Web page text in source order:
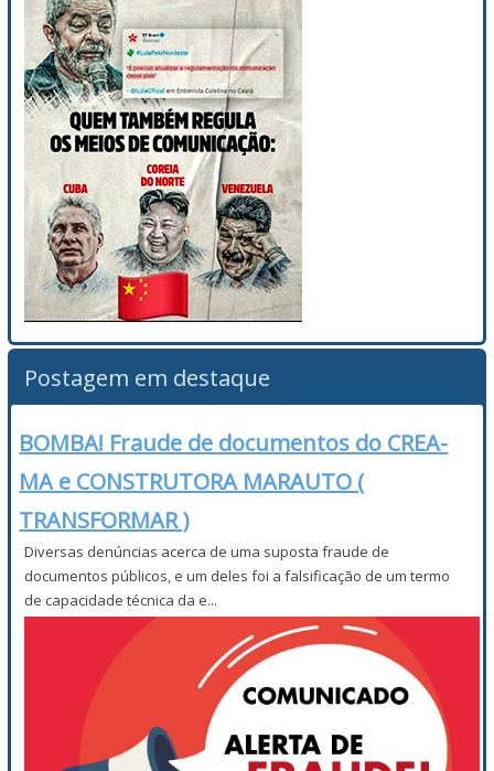
Postagem em destaque
BOMBA! Fraude de documentos do CREA-
MA e CONSTRUTORA MARAUTO (
TRANSFORMAR )
Diversas denúncias acerca de uma suposta fraude de
documentos públicos, e um deles foi a falsificação de um termo
de capacidade técnica da e...